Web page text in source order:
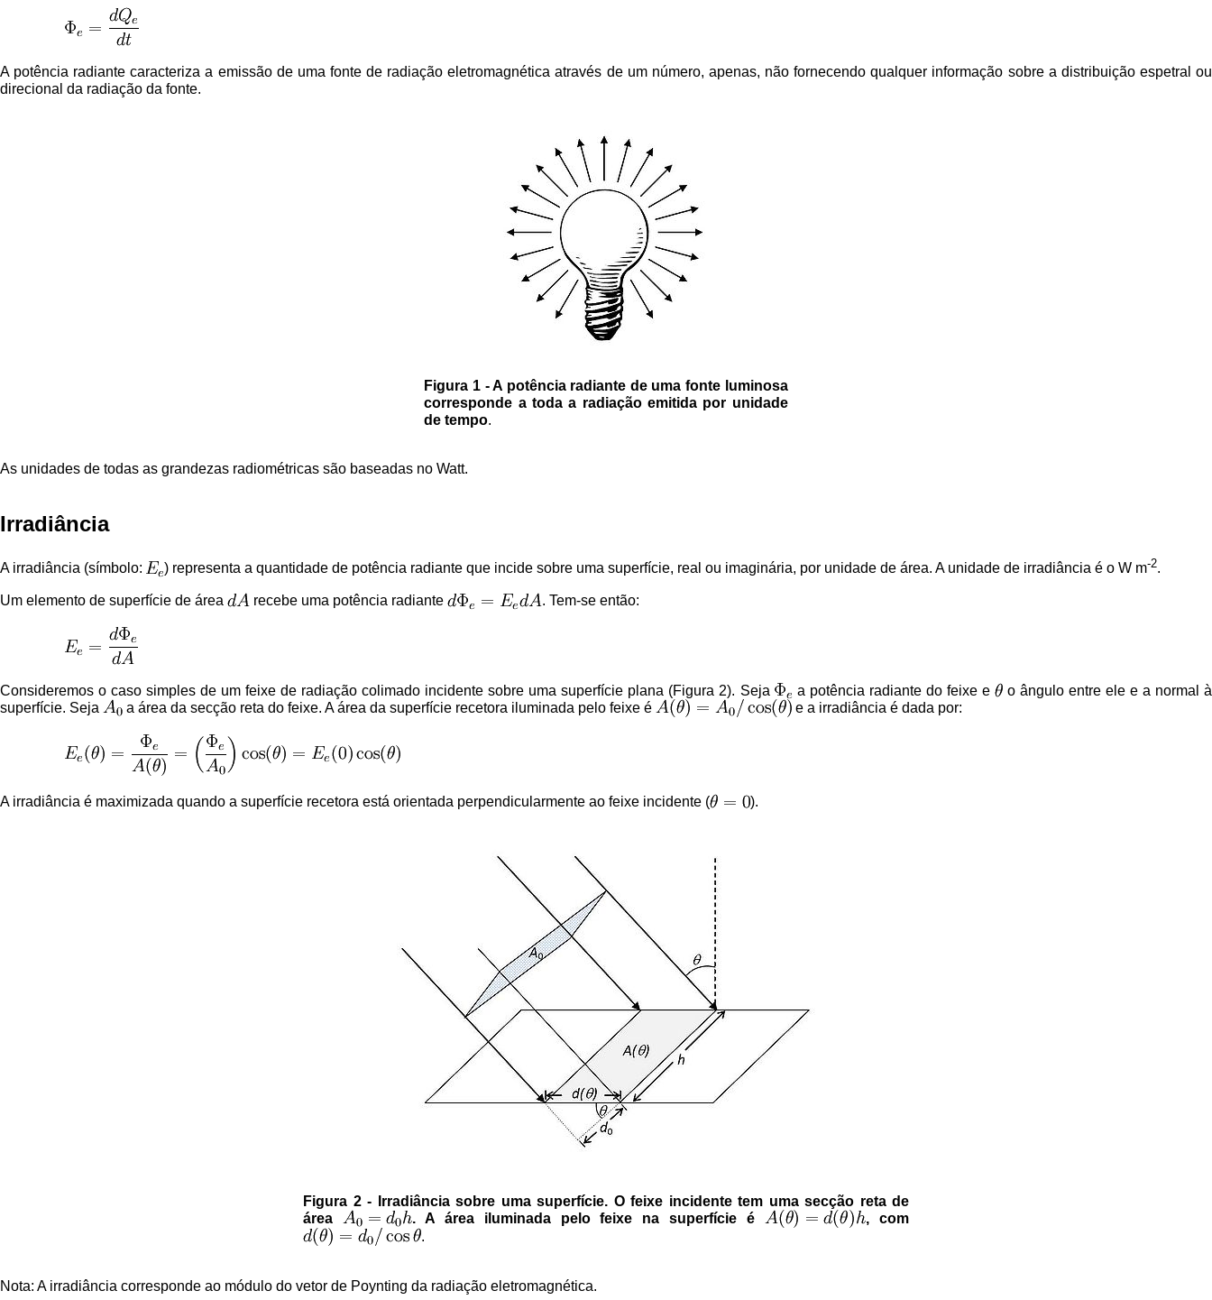
A potência radiante caracteriza a emissão de uma fonte de radiação eletromagnética através de um número, apenas, não fornecendo qualquer informação sobre a distribuição espetral ou
direcional da radiação da fonte.
Figura 1 - A potência radiante de uma fonte luminosa
corresponde a toda a radiação emitida por unidade
de tempo.
As unidades de todas as grandezas radiométricas são baseadas no Watt.
Irradiância
A irradiância (símbolo: ) representa a quantidade de potência radiante que incide sobre uma superfície, real ou imaginária, por unidade de área. A unidade de irradiância é o W m-2.
Um elemento de superfície de área recebe uma potência radiante . Tem-se então:
Consideremos o caso simples de um feixe de radiação colimado incidente sobre uma superfície plana (Figura 2). Seja a potência radiante do feixe e
o ângulo entre ele e a normal à
superfície. Seja
a área da secção reta do feixe. A área da superfície recetora iluminada pelo feixe é e a irradiância é dada por:
A irradiância é maximizada quando a superfície recetora está orientada perpendicularmente ao feixe incidente ( ).
Figura 2 - Irradiância sobre uma superfície. O feixe incidente tem uma secção reta de
área
. A área iluminada pelo feixe na superfície é
, com
.
Nota: A irradiância corresponde ao módulo do vetor de Poynting da radiação eletromagnética.